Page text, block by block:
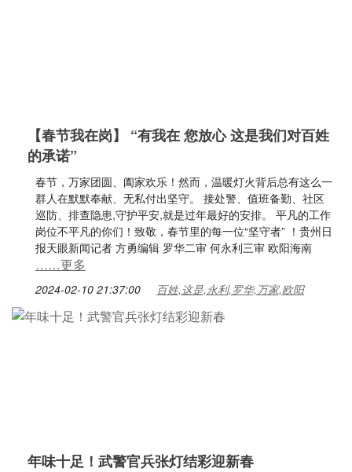
【春节我在岗】 “有我在 您放心 这是我们对百姓
的承诺”
春节，万家团圆、阖家欢乐！然而，温暖灯火背后总有这么一
群人在默默奉献、无私付出坚守。 接处警、值班备勤、社区
巡防、排查隐患,守护平安,就是过年最好的安排。 平凡的工作
岗位不平凡的你们！致敬，春节里的每一位“坚守者” ！贵州日
报天眼新闻记者 方勇编辑 罗华二审 何永利三审 欧阳海南
……更多
2024-02-10 21:37:00 百姓,这是,永利,罗华,万家,欧阳
年味十足！武警官兵张灯结彩迎新春